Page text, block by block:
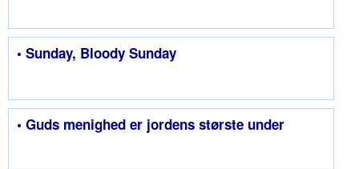
• Sunday, Bloody Sunday
• Guds menighed er jordens største under